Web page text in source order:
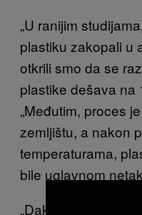
„U ranijim
plastiku zakopali u
otkrili smo da se
plastike dešava na
„Međutim, proces
zemljištu, a nakon
temperaturama,
bile uglavnom
„Dakle, očekivali